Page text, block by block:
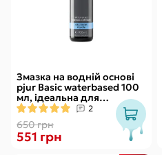
Змазка на водній основі
pjur Basic waterbased 100
мл, ідеальна для
новачків, найкраща ціна/
якість
2
650 грн
551 грн